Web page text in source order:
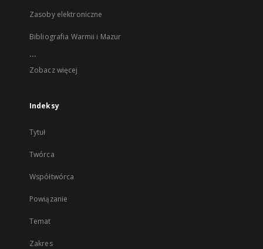
Zasoby elektroniczne
Bibliografia Warmii i Mazur
...
Zobacz więcej
Indeksy
Tytuł
Twórca
Współtwórca
Powiązanie
Temat
Zakres